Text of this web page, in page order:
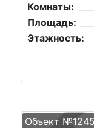
Комнаты:
Площадь:
Этажность:
Объект